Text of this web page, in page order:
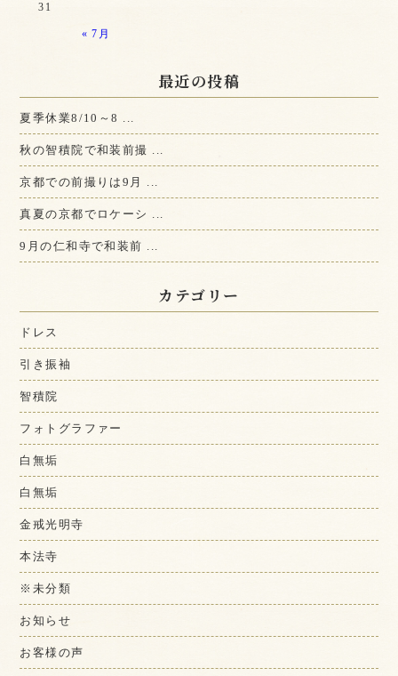
« 7月
31
最近の投稿
夏季休業8/10～8 ...
秋の智積院で和装前撮 ...
京都での前撮りは9月 ...
真夏の京都でロケーシ ...
9月の仁和寺で和装前 ...
カテゴリー
ドレス
引き振袖
智積院
フォトグラファー
白無垢
白無垢
金戒光明寺
本法寺
※未分類
お知らせ
お客様の声